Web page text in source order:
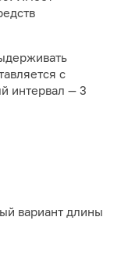
с
интервал — 3
вариант длины